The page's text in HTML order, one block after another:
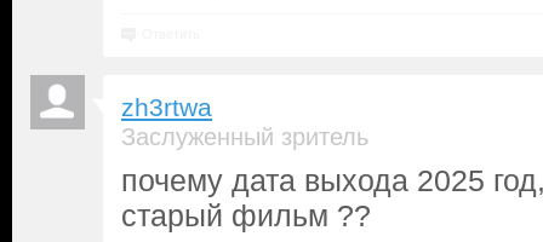
zh3rtwa
Заслуженный зритель
почему дата выхода 2025
старый фильм ??